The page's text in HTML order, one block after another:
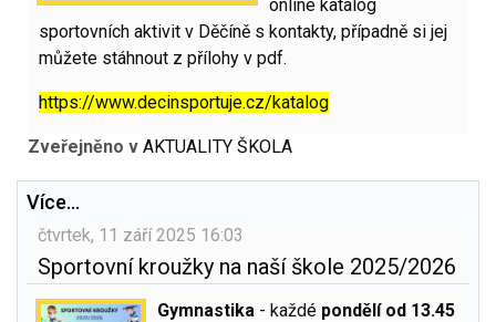
online katalog
sportovních aktivit v Děčíně s kontakty, případně si jej
můžete stáhnout z přílohy v pdf.
https://www.decinsportuje.cz/katalog
Zveřejněno v AKTUALITY ŠKOLA
Více...
čtvrtek, 11 září 2025 16:03
Sportovní kroužky na naší škole 2025/2026
Gymnastika - každé pondělí od 13.45